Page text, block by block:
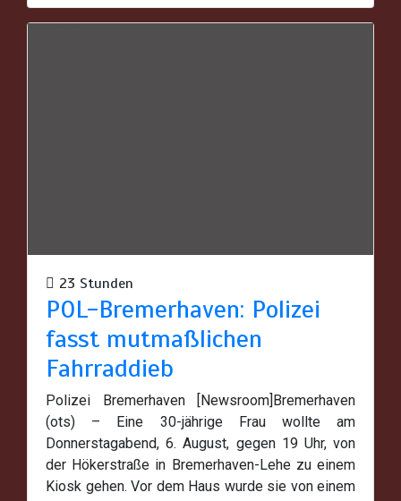
23 Stunden
POL-Bremerhaven: Polizei
fasst mutmaßlichen
Fahrraddieb
Polizei Bremerhaven [Newsroom]Bremerhaven
(ots) – Eine 30-jährige Frau wollte am
Donnerstagabend, 6. August, gegen 19 Uhr, von
der Hökerstraße in Bremerhaven-Lehe zu einem
Kiosk gehen. Vor dem Haus wurde sie von einem